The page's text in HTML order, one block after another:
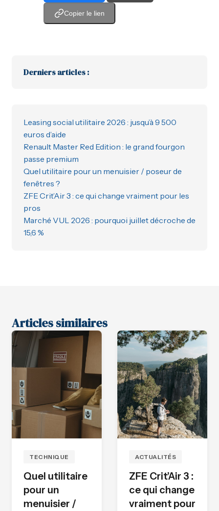
Copier le lien
Derniers articles :
Leasing social utilitaire 2026 : jusqu’à 9 500
euros d’aide
Renault Master Red Edition : le grand fourgon
passe premium
Quel utilitaire pour un menuisier / poseur de
fenêtres ?
ZFE Crit’Air 3 : ce qui change vraiment pour les
pros
Marché VUL 2026 : pourquoi juillet décroche de
15,6 %
Articles similaires
TECHNIQUE
Quel utilitaire
pour un
menuisier /
ACTUALITÉS
ZFE Crit’Air 3 :
ce qui change
vraiment pour